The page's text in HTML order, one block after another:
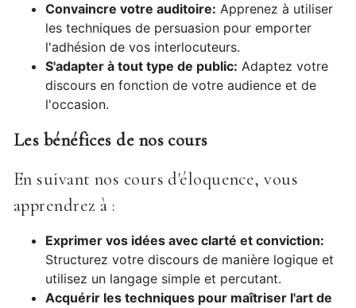
Convaincre votre auditoire: Apprenez à utiliser
les techniques de persuasion pour emporter
l'adhésion de vos interlocuteurs.
S'adapter à tout type de public: Adaptez votre
discours en fonction de votre audience et de
l'occasion.
Les bénéfices de nos cours
En suivant nos cours d'éloquence, vous
apprendrez à :
Exprimer vos idées avec clarté et conviction:
Structurez votre discours de manière logique et
utilisez un langage simple et percutant.
Acquérir les techniques pour maîtriser l'art de